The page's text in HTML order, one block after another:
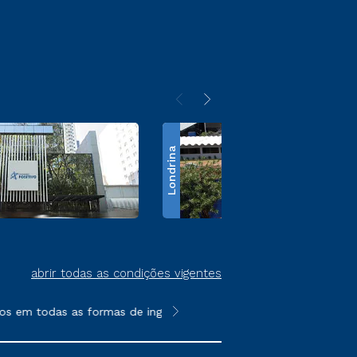
Londrina
abrir todas as condições vigentes
todas as formas de ingresso, exceto na prova on-line ou
**Semipresencial é um formato do